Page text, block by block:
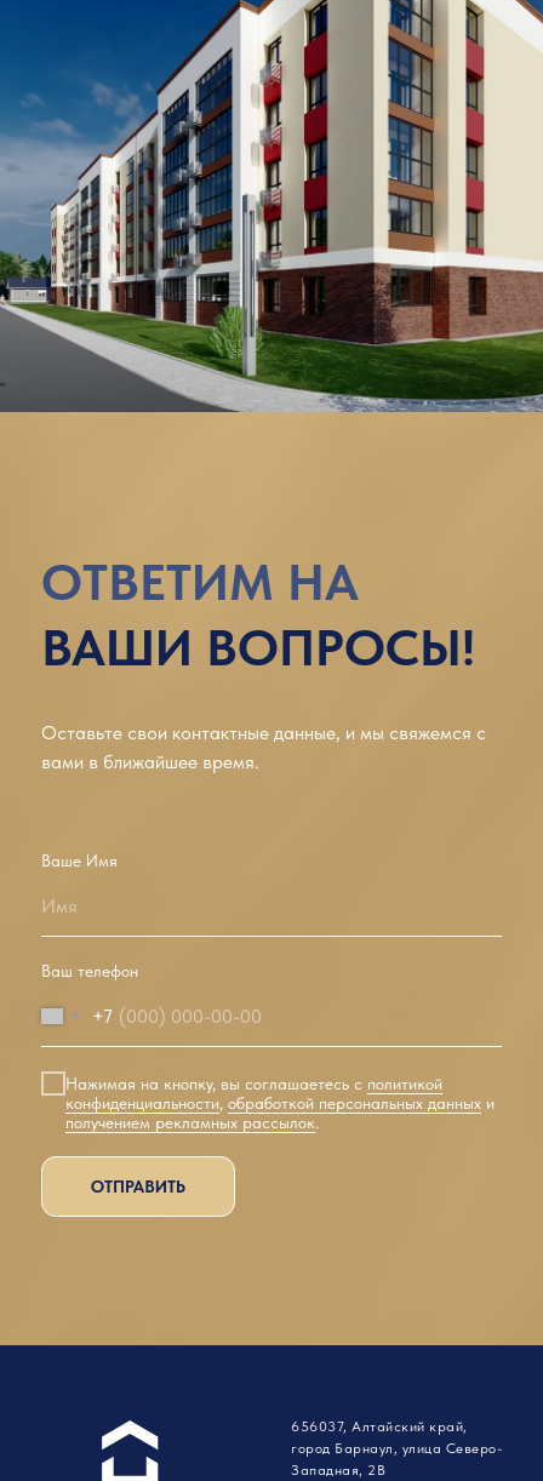
ОТВЕТИМ НА
ВАШИ ВОПРОСЫ!
Оставьте свои контактные данные, и мы свяжемся с
вами в ближайшее время.
Ваше Имя
Имя
Ваш телефон
+7
Нажимая на кнопку, вы соглашаетесь с политикой
конфиденциальности, обработкой персональных данных и
получением рекламных рассылок.
ОТПРАВИТЬ
656037, Алтайский край,
город Барнаул, улица Северо-
Западная, 2В